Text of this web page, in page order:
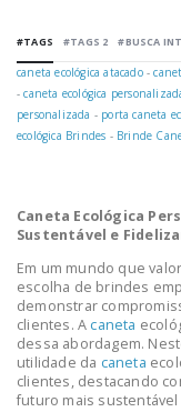
#TAGS #TAGS 2 #BUSCA
caneta ecológica atacado-
-caneta ecológica
personalizada - porta caneta
ecológica Brindes - Brinde
Caneta Ecológica
Sustentável e
Em um mundo que
escolha de brindes
demonstrar
clientes. A caneta
dessa abordagem.
utilidade da caneta
clientes, destacando
futuro mais